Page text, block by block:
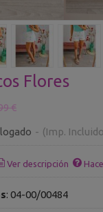
Flores
€
- (Imp.
Ver descripción
: 04-00/00484